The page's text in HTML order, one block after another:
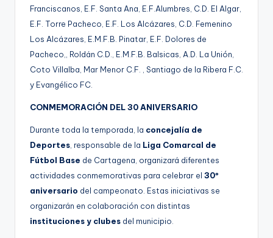
Franciscanos, E.F. Santa Ana, E.F.Alumbres, C.D. El Algar,
E.F. Torre Pacheco, E.F. Los Alcázares, C.D. Femenino
Los Alcázares, E.M.F.B. Pinatar, E.F. Dolores de
Pacheco,, Roldán C.D., E.M.F.B. Balsicas, A.D. La Unión,
Coto Villalba, Mar Menor C.F. , Santiago de la Ribera F.C.
y Evangélico FC.
CONMEMORACIÓN DEL 30 ANIVERSARIO
Durante toda la temporada, la concejalía de
Deportes, responsable de la Liga Comarcal de
Fútbol Base de Cartagena, organizará diferentes
actividades conmemorativas para celebrar el 30º
aniversario del campeonato. Estas iniciativas se
organizarán en colaboración con distintas
instituciones y clubes del municipio.